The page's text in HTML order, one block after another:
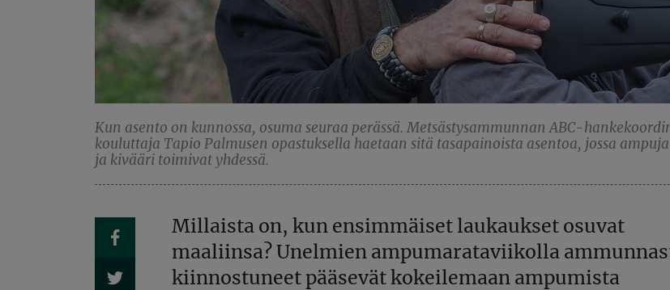
Kun asento on kunnossa, osuma seuraa perässä. Metsästysammunnan ABC-
kouluttaja Tapio Palmusen opastuksella haetaan sitä tasapainoista asentoa, jossa
ja kivääri toimivat yhdessä.
Millaista on, kun ensimmäiset laukaukset osuvat
maaliinsa? Unelmien ampumarataviikolla
kiinnostuneet pääsevät kokeilemaan ampumista